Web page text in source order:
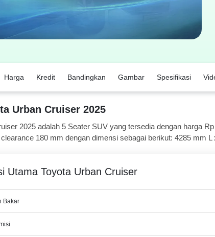
Harga Kredit Bandingkan Gambar Spesifikasi
Urban Cruiser 2025
2025 adalah 5 Seater SUV yang tersedia dengan harga
180 mm dengan dimensi sebagai berikut: 4285 mm
Utama Toyota Urban Cruiser
Bakar